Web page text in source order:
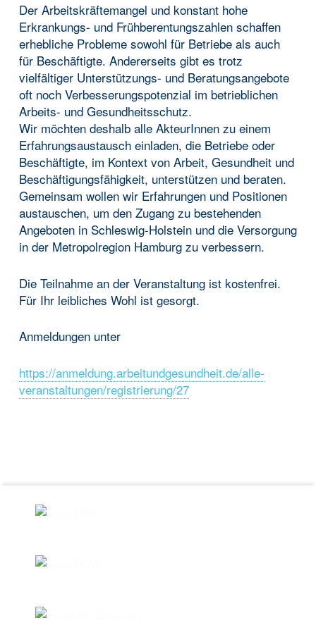
Der Arbeitskräftemangel und konstant hohe
Erkrankungs- und Frühberentungszahlen schaffen
erhebliche Probleme sowohl für Betriebe als auch
für Beschäftigte. Andererseits gibt es trotz
vielfältiger Unterstützungs- und Beratungsangebote
oft noch Verbesserungspotenzial im betrieblichen
Arbeits- und Gesundheitsschutz.
Wir möchten deshalb alle AkteurInnen zu einem
Erfahrungsaustausch einladen, die Betriebe oder
Beschäftigte, im Kontext von Arbeit, Gesundheit und
Beschäftigungsfähigkeit, unterstützen und beraten.
Gemeinsam wollen wir Erfahrungen und Positionen
austauschen, um den Zugang zu bestehenden
Angeboten in Schleswig-Holstein und die Versorgung
in der Metropolregion Hamburg zu verbessern.
Die Teilnahme an der Veranstaltung ist kostenfrei.
Für Ihr leibliches Wohl ist gesorgt.
Anmeldungen unter
https://anmeldung.arbeitundgesundheit.de/alle-
veranstaltungen/registrierung/27